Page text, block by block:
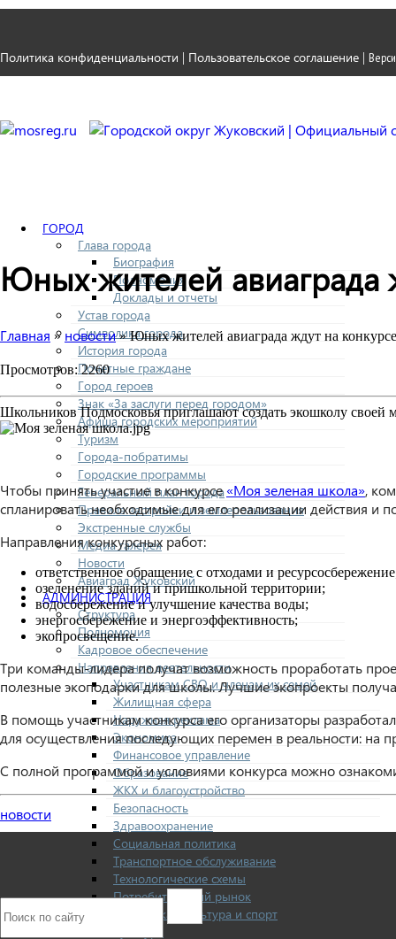
Политика конфиденциальности | Пользовательское соглашение |
ГОРОД
Глава города
Биография
Полномочия
Доклады и отчеты
Устав города
Символика города
История города
Почетные граждане
Город героев
Знак «За заслуги перед городом»
Афиша городских мероприятий
Туризм
Города-побратимы
Городские программы
Генеральный план города
Правила застройки и землепользования
Экстренные службы
Медиа галерея
Новости
Авиаград Жуковский
АДМИНИСТРАЦИЯ
Структура
Полномочия
Кадровое обеспечение
Направления деятельности
Участникам СВО и членам их семей
Жилищная сфера
Наружная реклама
Экономика
Финансовое управление
Образование
ЖКХ и благоустройство
Безопасность
Здравоохранение
Социальная политика
Транспортное обслуживание
Технологические схемы
Потребительский рынок
Физическая культура и спорт
Юных жителей авиаграда
Главная » новости» Юных жителей авиаграда ждут на
Просмотров: 2260
Школьников Подмосковья приглашают создать экошколу своей
Чтобы принять участие в конкурсе«Моя зеленая школа»,
спланировать необходимые для его реализации действия и
Направления конкурсных работ:
ответственное обращение с отходами и
озеленение зданий и пришкольной территории;
водосбережение и улучшение качества воды;
энергосбережение и энергоэффективность;
экопросвещение.
Три команды-лидера получат возможность проработать
полезные экоподарки для школы. Лучшие экопроекты
В помощь участникам конкурса его организаторы
для осуществления последующих перемен в реальности: на
С полной программой и условиями конкурса можно
новости